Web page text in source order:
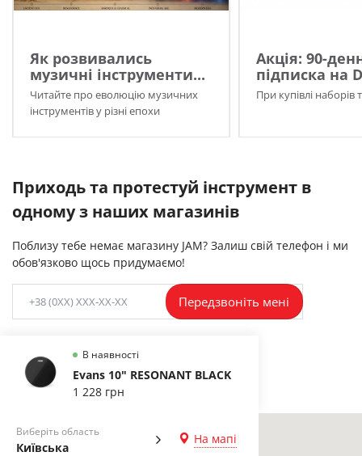
Як розвивались
музичні інструменти...
Читайте про еволюцію музичних
інструментів у різні епохи
Акція: 90-
підписка на
При купівлі наборів
Приходь та протестуй інструмент в
одному з наших магазинів
Поблизу тебе немає магазину JAM? Залиш свій телефон і ми
обов'язково щось придумаємо!
В наявності
Evans 10" RESONANT BLACK
1 228 грн
Виберіть область
Київська
На мапі
Передзвоніть мені